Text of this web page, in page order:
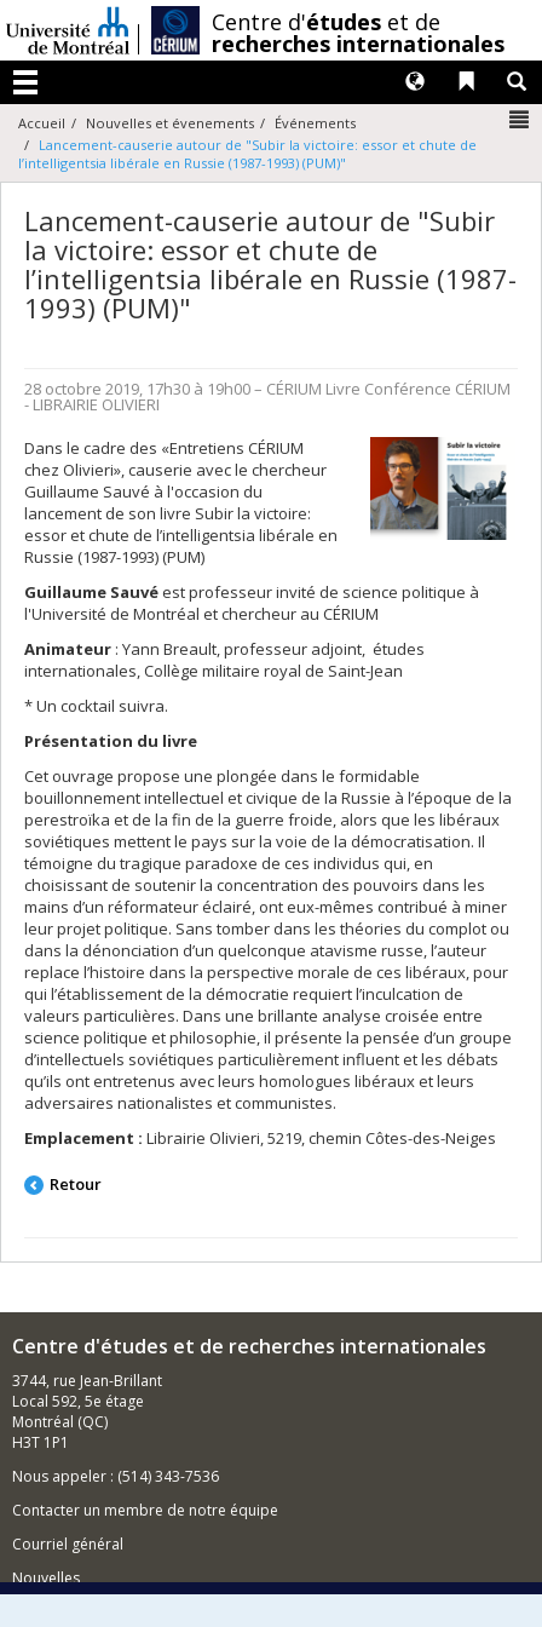
au
contenu
Centre d'études et de
recherches internationales
Menu
Liens
Langues
Accueil Nouvelles et évenements
Événements
Lancement-causerie autour de "Subir la victoire: essor et chute de
l’intelligentsia libérale en Russie (1987-1993) (PUM)"
Lancement-causerie autour de "Subir
la victoire: essor et chute de
l’intelligentsia libérale en Russie (1987-
1993) (PUM)"
28 octobre 2019, 17h30 à 19h00– CÉRIUM Livre Conférence CÉRIUM
- LIBRAIRIE OLIVIERI
Dans le cadre des «Entretiens CÉRIUM
chez Olivieri», causerie avec le chercheur
Guillaume Sauvé à l'occasion du
lancement de son livre Subir la victoire:
essor et chute de l’intelligentsia libérale en
Russie (1987-1993) (PUM)
Guillaume Sauvéest professeur invité de science politique à
l'Université de Montréal et chercheur au CÉRIUM
Animateur : Yann Breault, professeur adjoint, études
internationales, Collège militaire royal de Saint-Jean
* Un cocktail suivra.
Présentation du livre
Cet ouvrage propose une plongée dans le formidable
bouillonnement intellectuel et civique de la Russie à l’époque de la
perestroïka et de la fin de la guerre froide, alors que les libéraux
soviétiques mettent le pays sur la voie de la démocratisation. Il
témoigne du tragique paradoxe de ces individus qui, en
choisissant de soutenir la concentration des pouvoirs dans les
mains d’un réformateur éclairé, ont eux-mêmes contribué à miner
leur projet politique. Sans tomber dans les théories du complot ou
dans la dénonciation d’un quelconque atavisme russe, l’auteur
replace l’histoire dans la perspective morale de ces libéraux, pour
qui l’établissement de la démocratie requiert l’inculcation de
valeurs particulières. Dans une brillante analyse croisée entre
science politique et philosophie, il présente la pensée d’un groupe
d’intellectuels soviétiques particulièrement influent et les débats
qu’ils ont entretenus avec leurs homologues libéraux et leurs
adversaires nationalistes et communistes.
Emplacement : Librairie Olivieri, 5219, chemin Côtes-des-Neiges
Retour
Centre d'études et de recherches internationales
3744, rue Jean-Brillant
Local 592, 5e étage
Montréal (QC)
H3T 1P1
Nous appeler : (514) 343-7536
Contacter un membre de notre équipe
Courriel général
Nouvelles